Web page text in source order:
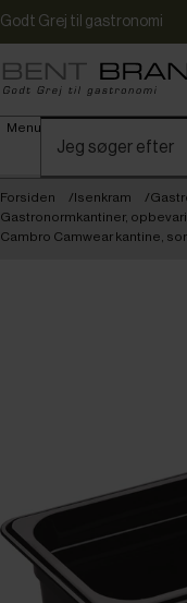
Godt Grej til gastronomi
Menu
Forsiden Isenkram
Gastronormkantiner,
Cambro Camwear kantine,